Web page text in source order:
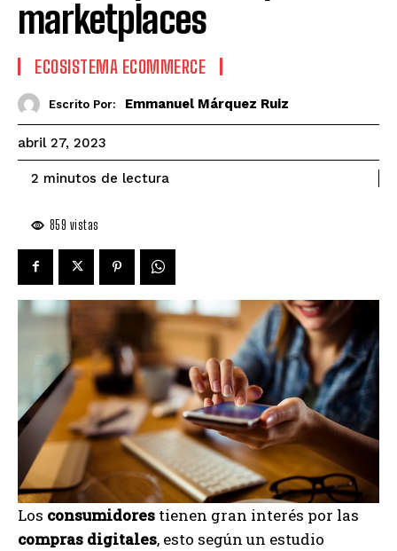
marketplaces
ECOSISTEMA ECOMMERCE
Escrito Por: Emmanuel Márquez Ruiz
abril 27, 2023
2 minutos de lectura
859 vistas
Los consumidores tienen gran interés por las
compras digitales, esto según un estudio